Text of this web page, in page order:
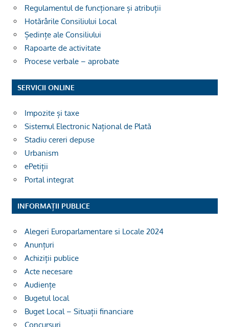
Regulamentul de funcționare și atribuții
Hotărârile Consiliului Local
Ședințe ale Consiliului
Rapoarte de activitate
Procese verbale – aprobate
SERVICII ONLINE
Impozite și taxe
Sistemul Electronic Național de Plată
Stadiu cereri depuse
Urbanism
ePetiții
Portal integrat
INFORMAȚII PUBLICE
Alegeri Europarlamentare si Locale 2024
Anunțuri
Achiziții publice
Acte necesare
Audiențe
Bugetul local
Buget Local – Situații financiare
Concursuri